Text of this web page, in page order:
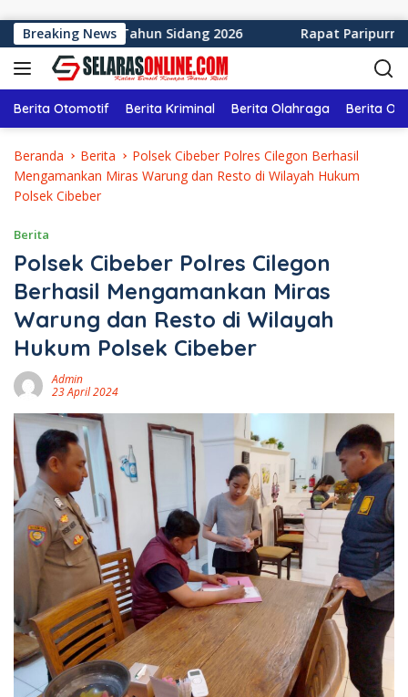
Breaking NewsTahun Sidang 2026 Rapat Paripurna ke-12
Berita Otomotif Berita Kriminal Berita Olahraga Berita
Beranda Berita
Polsek Cibeber Polres Cilegon Berhasil
Mengamankan Miras Warung dan Resto di Wilayah Hukum
Polsek Cibeber
Berita
Polsek Cibeber Polres Cilegon
Berhasil Mengamankan Miras
Warung dan Resto di Wilayah
Hukum Polsek Cibeber
Admin
23 April 2024